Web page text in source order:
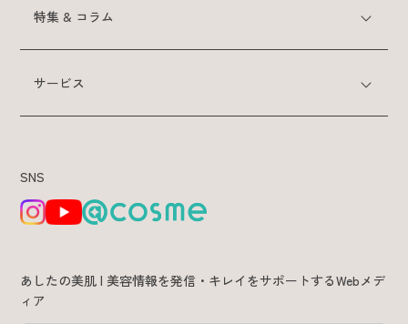
特集 & コラム
サービス
SNS
あしたの美肌 | 美容情報を発信・キレイをサポートするWebメデ
ィア